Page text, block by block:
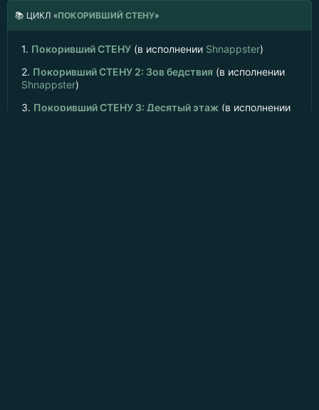
📚 ЦИКЛ «ПОКОРИВШИЙ СТЕНУ»
1. Покоривший СТЕНУ (в исполнении Shnappster)
2. Покоривший СТЕНУ 2: Зов бедствия (в исполнении
Shnappster)
3. Покоривший СТЕНУ 3: Десятый этаж (в исполнении